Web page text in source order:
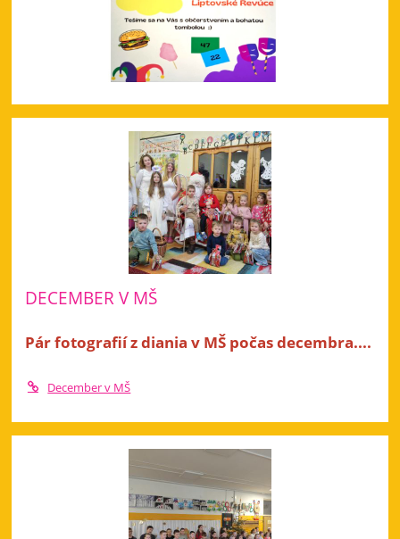
DECEMBER V MŠ
Pár fotografií z diania v MŠ počas decembra....
December v MŠ